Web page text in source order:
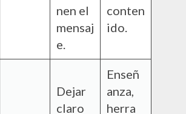
nen el
mensaj
e.
conten
ido.
Dejar
claro
Enseñ
anza,
herra